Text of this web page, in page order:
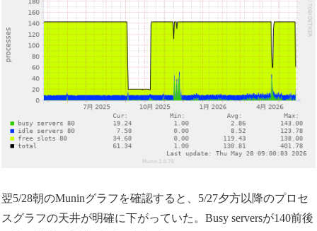
翌5/28朝のMuninグラフを確認すると、5/27夕方以降のプロセ
スグラフの天井が明確に下がっていた。Busy serversが140前後